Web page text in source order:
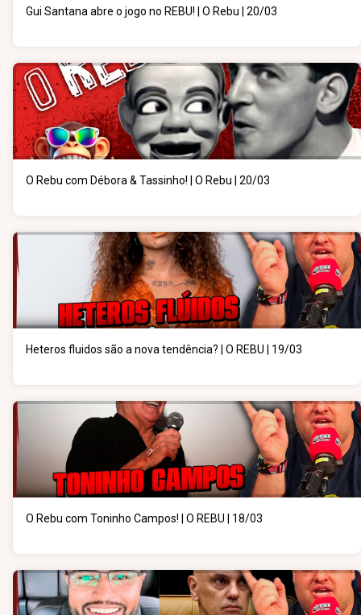
Gui Santana abre o jogo no REBU! | O Rebu | 20/03
O Rebu com Débora & Tassinho! | O Rebu | 20/03
Heteros fluidos são a nova tendência? | O REBU | 19/03
O Rebu com Toninho Campos! | O REBU | 18/03